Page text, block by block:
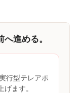
進める。
行型テレアポ
ます。